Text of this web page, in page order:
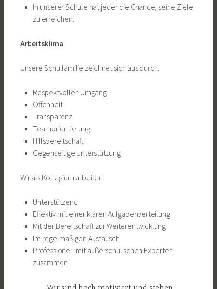
In unserer Schule hat jeder die Chance, seine Ziele
zu erreichen.
Arbeitsklima
Unsere Schulfamilie zeichnet sich aus durch:
Respektvollen Umgang
Offenheit
Transparenz
Teamorientierung
Hilfsbereitschaft
Gegenseitige Unterstützung
Wir als Kollegium arbeiten:
Unterstützend
Effektiv mit einer klaren Aufgabenverteilung
Mit der Bereitschaft zur Weiterentwicklung
Im regelmäßigen Austausch
Professionell mit außerschulischen Experten
zusammen